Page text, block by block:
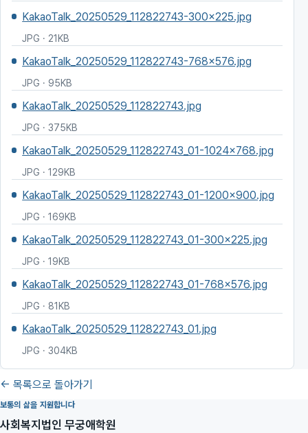
KakaoTalk_20250529_112822743-300x225.jpg
JPG · 21KB
KakaoTalk_20250529_112822743-768x576.jpg
JPG · 95KB
KakaoTalk_20250529_112822743.jpg
JPG · 375KB
KakaoTalk_20250529_112822743_01-1024x768.jpg
JPG · 129KB
KakaoTalk_20250529_112822743_01-1200x900.jpg
JPG · 169KB
KakaoTalk_20250529_112822743_01-300x225.jpg
JPG · 19KB
KakaoTalk_20250529_112822743_01-768x576.jpg
JPG · 81KB
KakaoTalk_20250529_112822743_01.jpg
JPG · 304KB
← 목록으로 돌아가기
보통의 삶을 지원합니다
사회복지법인 무궁애학원